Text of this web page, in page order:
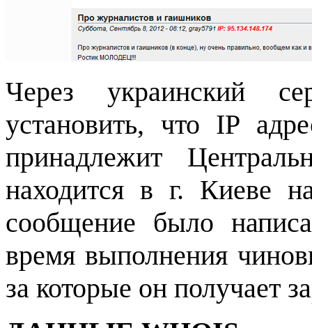
Через украинский
установить, что IP
принадлежит
находится в г. Киеве
сообщение было
время выполнения
за которые он получает